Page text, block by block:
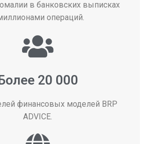
в банковских выписках
операций.
20 000
финансовых моделей BRP
ADVICE.